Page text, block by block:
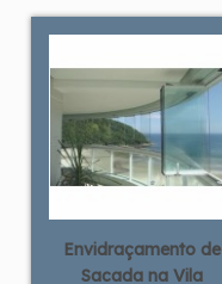
Envidraçamento de
Sacada na Vila